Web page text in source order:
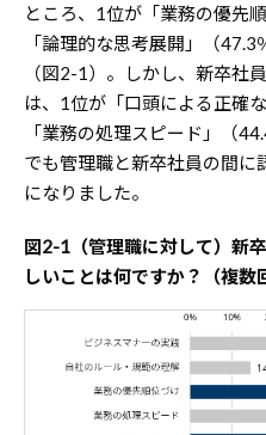
ところ、1位が「業務の優先
「論理的な思考展開」（
（図2-1）。しかし、新卒社
は、1位が「口頭による正確
「業務の処理スピード」（
でも管理職と新卒社員の間に
になりました。
図2-1（管理職に対して）新
しいことは何ですか？（複数